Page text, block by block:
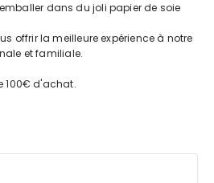
dans du joli papier de soie
offrir la meilleure expérience à notre
et familiale.
100€ d'achat.